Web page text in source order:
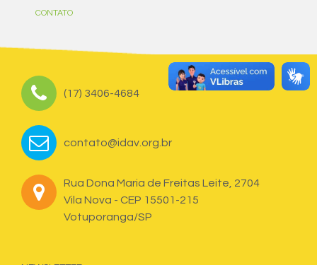
CONTATO
(17) 3406-4684
contato@idav.org.br
Rua Dona Maria de Freitas Leite, 2704
Vila Nova - CEP 15501-215
Votuporanga/SP